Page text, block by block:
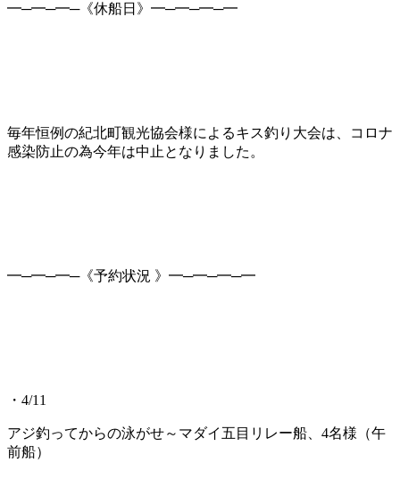
━─━─━─《休船日》━─━─━─━
毎年恒例の紀北町観光協会様によるキス釣り大会は、コロナ
感染防止の為今年は中止となりました。
━─━─━─《予約状況 》━─━─━─━
・4/11
アジ釣ってからの泳がせ～マダイ五目リレー船、4名様（午
前船）